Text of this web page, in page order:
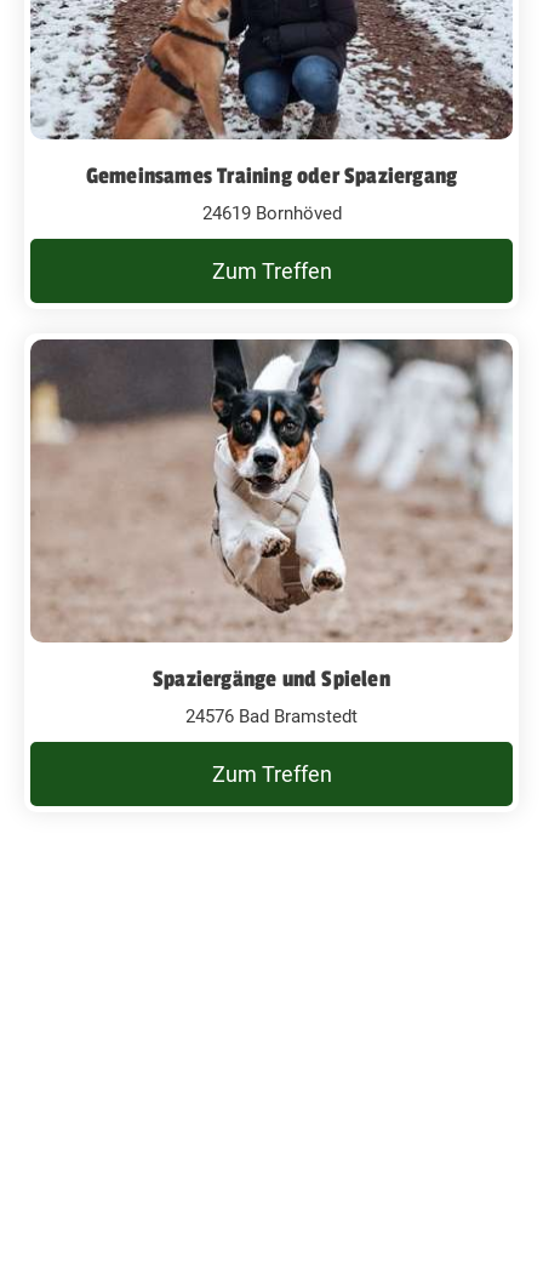
Gemeinsames Training oder Spaziergang
24619 Bornhöved
Zum Treffen
Spaziergänge und Spielen
24576 Bad Bramstedt
Zum Treffen